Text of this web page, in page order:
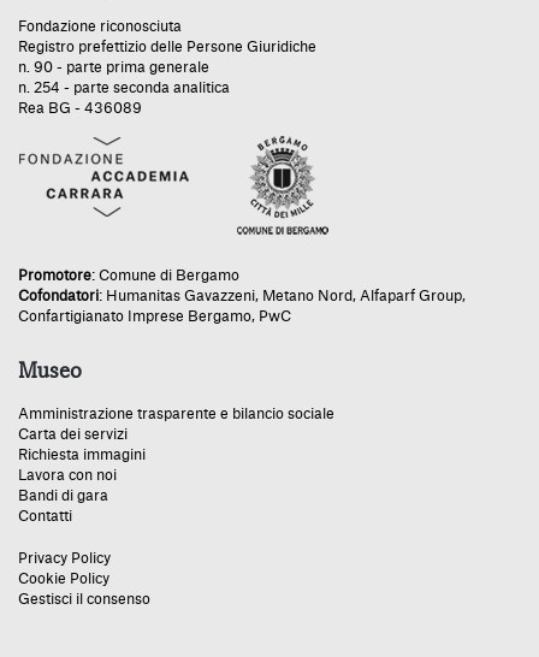
Fondazione riconosciuta
Registro prefettizio delle Persone Giuridiche
n. 90 - parte prima generale
n. 254 - parte seconda analitica
Rea BG - 436089
Promotore: Comune di Bergamo
Cofondatori: Humanitas Gavazzeni, Metano Nord, Alfaparf Group,
Confartigianato Imprese Bergamo, PwC
Museo
Amministrazione trasparente e bilancio sociale
Carta dei servizi
Richiesta immagini
Lavora con noi
Bandi di gara
Contatti
Privacy Policy
Cookie Policy
Gestisci il consenso